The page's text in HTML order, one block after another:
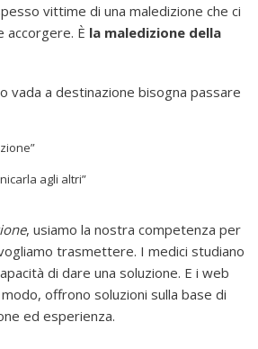
vittime di una maledizione che ci
accorgere. È la maledizione della
vada a destinazione bisogna passare
agli altri”
, usiamo la nostra competenza per
trasmettere. I medici studiano
di dare una soluzione. E i web
offrono soluzioni sulla base di
ed esperienza.